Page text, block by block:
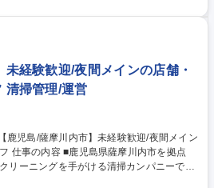
お任せする課長候補のポジションとなりま
の、問屋・商社を通じた業務用製品の販
手加工食品メーカー、大手小売り、コンビ
区【食品営業(課長
はん』『サトウの切り餅』
未経験歓迎/夜間メインの店舗・
清掃管理/運営
点
リーニングを手がける清掃カンパニーで
清掃をメインにご担当いただく「清掃スタ